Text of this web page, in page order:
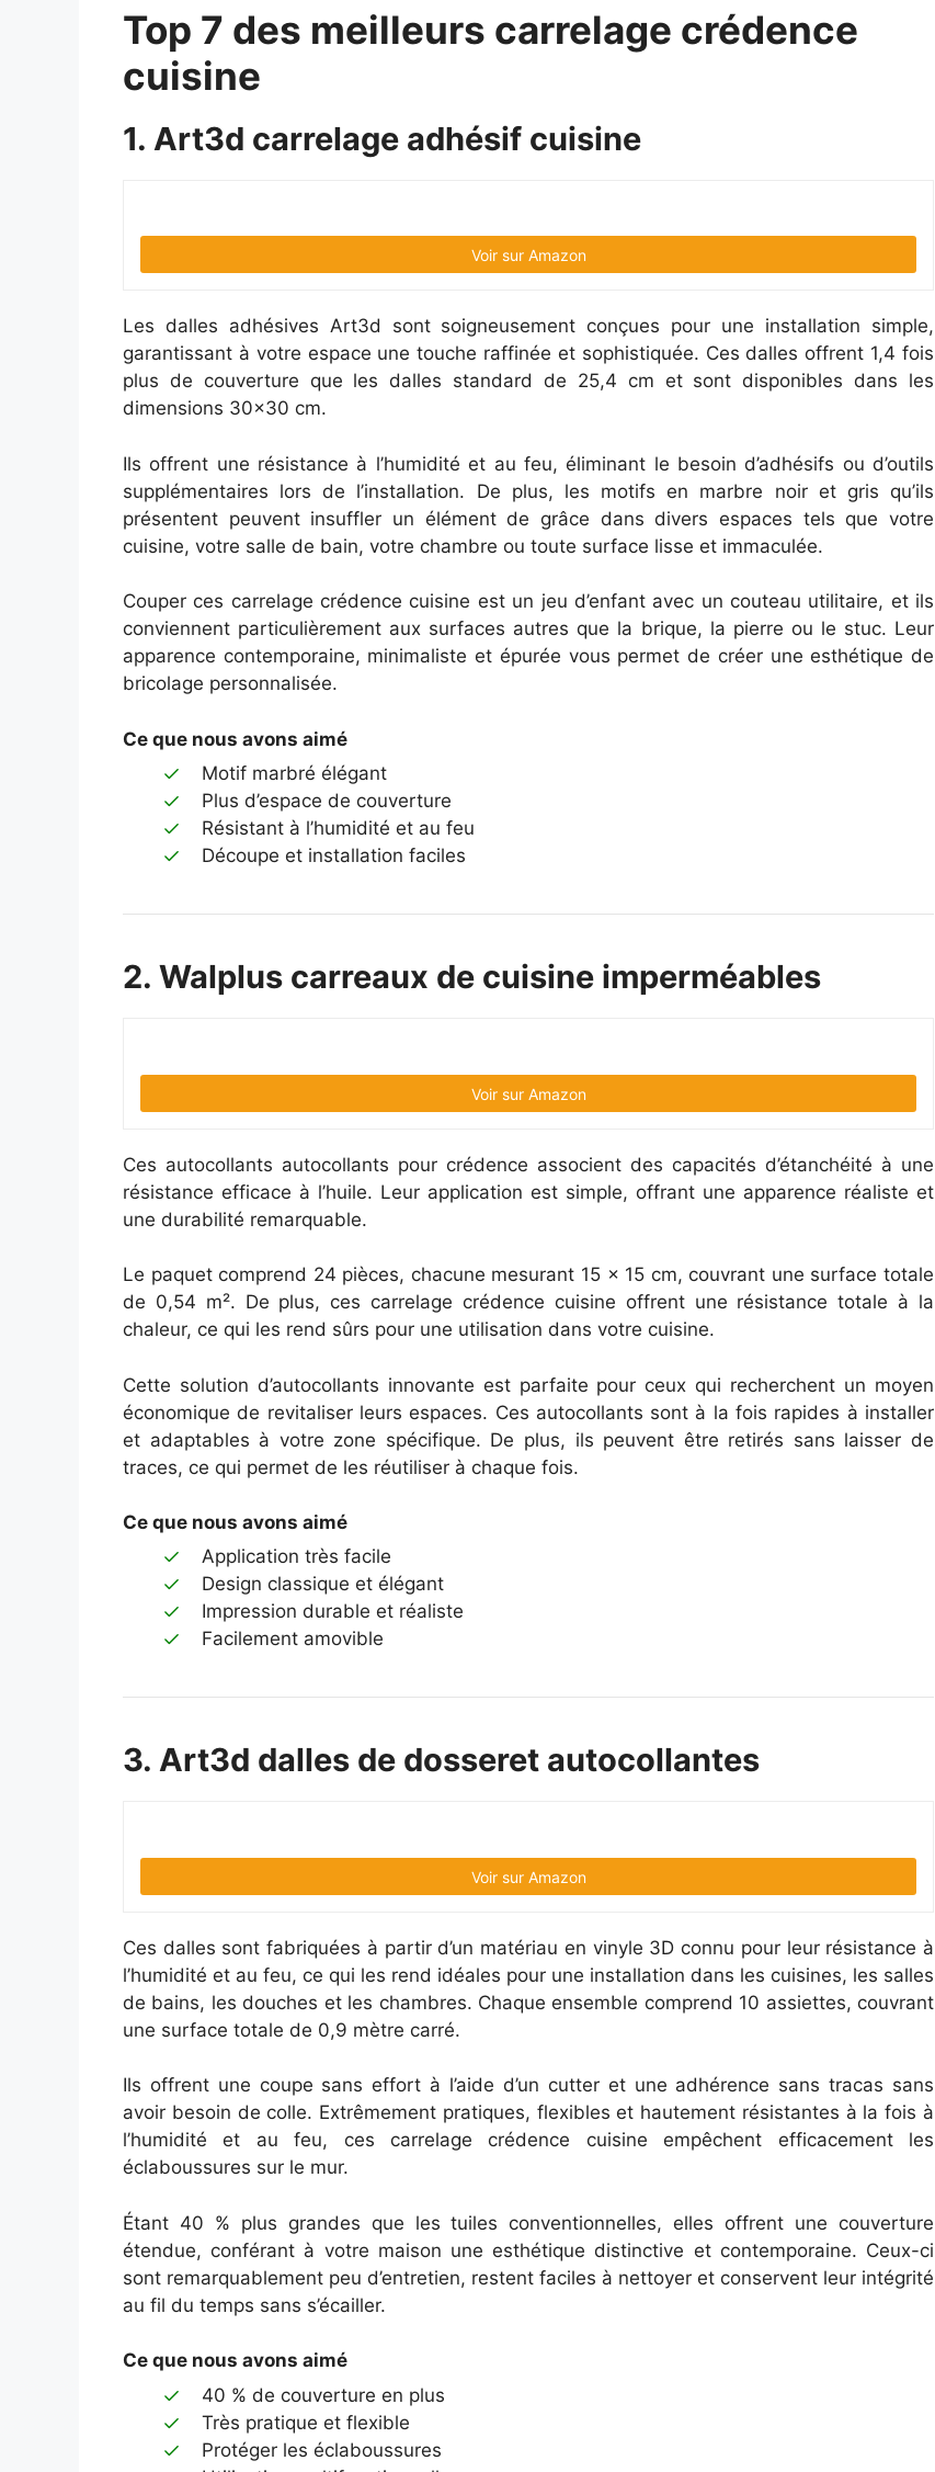
Top 7 des meilleurs carrelage crédence
cuisine
1. Art3d carrelage adhésif cuisine
Voir sur Amazon
Les dalles adhésives Art3d sont soigneusement conçues pour une installation simple,
garantissant à votre espace une touche raffinée et sophistiquée. Ces dalles offrent 1,4 fois
plus de couverture que les dalles standard de 25,4 cm et sont disponibles dans les
dimensions 30×30 cm.
Ils offrent une résistance à l’humidité et au feu, éliminant le besoin d’adhésifs ou d’outils
supplémentaires lors de l’installation. De plus, les motifs en marbre noir et gris qu’ils
présentent peuvent insuffler un élément de grâce dans divers espaces tels que votre
cuisine, votre salle de bain, votre chambre ou toute surface lisse et immaculée.
Couper ces carrelage crédence cuisine est un jeu d’enfant avec un couteau utilitaire, et ils
conviennent particulièrement aux surfaces autres que la brique, la pierre ou le stuc. Leur
apparence contemporaine, minimaliste et épurée vous permet de créer une esthétique de
bricolage personnalisée.
Ce que nous avons aimé
Motif marbré élégant
Plus d’espace de couverture
Résistant à l’humidité et au feu
Découpe et installation faciles
2. Walplus carreaux de cuisine imperméables
Voir sur Amazon
Ces autocollants autocollants pour crédence associent des capacités d’étanchéité à une
résistance efficace à l’huile. Leur application est simple, offrant une apparence réaliste et
une durabilité remarquable.
Le paquet comprend 24 pièces, chacune mesurant 15 x 15 cm, couvrant une surface totale
de 0,54 m². De plus, ces carrelage crédence cuisine offrent une résistance totale à la
chaleur, ce qui les rend sûrs pour une utilisation dans votre cuisine.
Cette solution d’autocollants innovante est parfaite pour ceux qui recherchent un moyen
économique de revitaliser leurs espaces. Ces autocollants sont à la fois rapides à installer
et adaptables à votre zone spécifique. De plus, ils peuvent être retirés sans laisser de
traces, ce qui permet de les réutiliser à chaque fois.
Ce que nous avons aimé
Application très facile
Design classique et élégant
Impression durable et réaliste
Facilement amovible
3. Art3d dalles de dosseret autocollantes
Voir sur Amazon
Ces dalles sont fabriquées à partir d’un matériau en vinyle 3D connu pour leur résistance à
l’humidité et au feu, ce qui les rend idéales pour une installation dans les cuisines, les salles
de bains, les douches et les chambres. Chaque ensemble comprend 10 assiettes, couvrant
une surface totale de 0,9 mètre carré.
Ils offrent une coupe sans effort à l’aide d’un cutter et une adhérence sans tracas sans
avoir besoin de colle. Extrêmement pratiques, flexibles et hautement résistantes à la fois à
l’humidité et au feu, ces carrelage crédence cuisine empêchent efficacement les
éclaboussures sur le mur.
Étant 40 % plus grandes que les tuiles conventionnelles, elles offrent une couverture
étendue, conférant à votre maison une esthétique distinctive et contemporaine. Ceux-ci
sont remarquablement peu d’entretien, restent faciles à nettoyer et conservent leur intégrité
au fil du temps sans s’écailler.
Ce que nous avons aimé
40 % de couverture en plus
Très pratique et flexible
Protéger les éclaboussures